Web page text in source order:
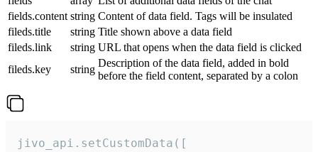
fields.content string Content of data field. Tags will be insulated
fileds.title
string Title shown above a data field
fileds.link
string URL that opens when the data field is clicked
fileds.key
string
Description of the data field, added in bold
before the field content, separated by a colon
jivo_api.setCustomData([